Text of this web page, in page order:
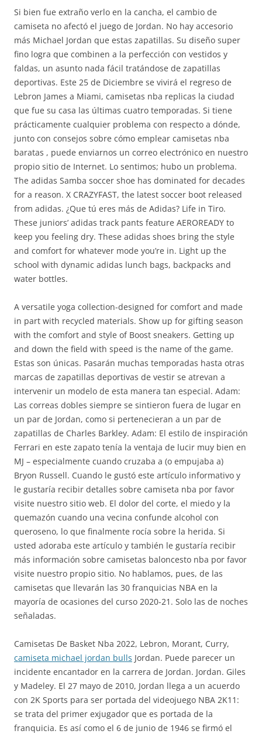
Si bien fue extraño verlo en la cancha, el cambio de
camiseta no afectó el juego de Jordan. No hay accesorio
más Michael Jordan que estas zapatillas. Su diseño super
fino logra que combinen a la perfección con vestidos y
faldas, un asunto nada fácil tratándose de zapatillas
deportivas. Este 25 de Diciembre se vivirá el regreso de
Lebron James a Miami, camisetas nba replicas la ciudad
que fue su casa las últimas cuatro temporadas. Si tiene
prácticamente cualquier problema con respecto a dónde,
junto con consejos sobre cómo emplear camisetas nba
baratas , puede enviarnos un correo electrónico en nuestro
propio sitio de Internet. Lo sentimos; hubo un problema.
The adidas Samba soccer shoe has dominated for decades
for a reason. X CRAZYFAST, the latest soccer boot released
from adidas. ¿Que tú eres más de Adidas? Life in Tiro.
These juniors’ adidas track pants feature AEROREADY to
keep you feeling dry. These adidas shoes bring the style
and comfort for whatever mode you’re in. Light up the
school with dynamic adidas lunch bags, backpacks and
water bottles.
A versatile yoga collection-designed for comfort and made
in part with recycled materials. Show up for gifting season
with the comfort and style of Boost sneakers. Getting up
and down the field with speed is the name of the game.
Estas son únicas. Pasarán muchas temporadas hasta otras
marcas de zapatillas deportivas de vestir se atrevan a
intervenir un modelo de esta manera tan especial. Adam:
Las correas dobles siempre se sintieron fuera de lugar en
un par de Jordan, como si pertenecieran a un par de
zapatillas de Charles Barkley. Adam: El estilo de inspiración
Ferrari en este zapato tenía la ventaja de lucir muy bien en
MJ – especialmente cuando cruzaba a (o empujaba a)
Bryon Russell. Cuando le gustó este artículo informativo y
le gustaría recibir detalles sobre camiseta nba por favor
visite nuestro sitio web. El dolor del corte, el miedo y la
quemazón cuando una vecina confunde alcohol con
queroseno, lo que finalmente rocía sobre la herida. Si
usted adoraba este artículo y también le gustaría recibir
más información sobre camisetas baloncesto nba por favor
visite nuestro propio sitio. No hablamos, pues, de las
camisetas que llevarán las 30 franquicias NBA en la
mayoría de ocasiones del curso 2020-21. Solo las de noches
señaladas.
Camisetas De Basket Nba 2022, Lebron, Morant, Curry,
camiseta michael jordan bulls Jordan. Puede parecer un
incidente encantador en la carrera de Jordan. Jordan. Giles
y Madeley. El 27 mayo de 2010, Jordan llega a un acuerdo
con 2K Sports para ser portada del videojuego NBA 2K11:
se trata del primer exjugador que es portada de la
franquicia. Es así como el 6 de junio de 1946 se firmó el